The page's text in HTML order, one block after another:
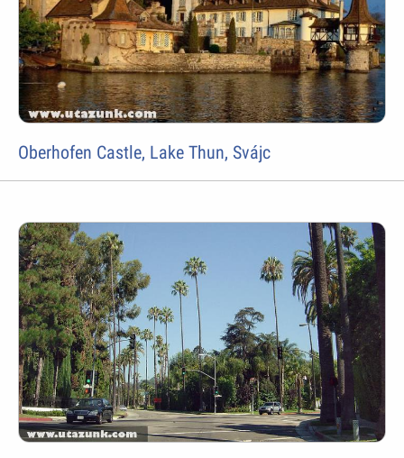
Oberhofen Castle, Lake Thun, Svájc